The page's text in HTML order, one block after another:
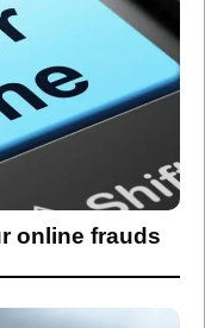
online frauds